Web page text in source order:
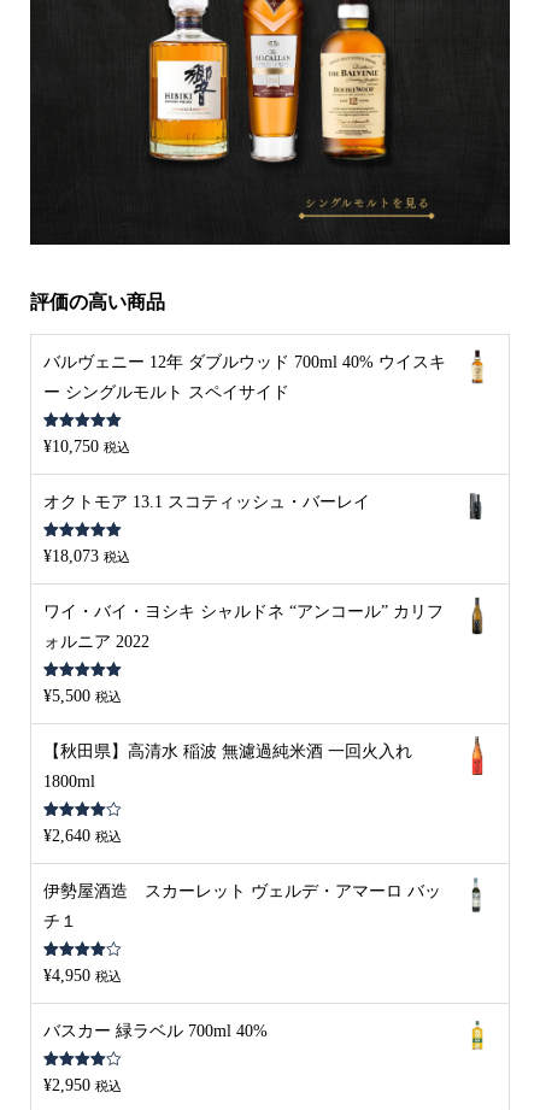
評価の高い商品
バルヴェニー 12年 ダブルウッド 700ml 40% ウイスキ
ー シングルモルト スペイサイド
5段階中5.00
の評価
¥10,750 税込
オクトモア 13.1 スコティッシュ・バーレイ
5段階中5.00
の評価
¥18,073 税込
ワイ・バイ・ヨシキ シャルドネ “アンコール” カリフ
ォルニア 2022
5段階中 5.00
の評価
¥5,500 税込
【秋田県】高清水 稲波 無濾過純米酒 一回火入れ
1800ml
5段階中
4.00の評
¥2,640 税込
伊勢屋酒造 スカーレット ヴェルデ・アマーロ バッ
チ１
5段階中
4.00の評
¥4,950 税込
バスカー 緑ラベル 700ml 40%
5段階中
4.00の評
¥2,950 税込